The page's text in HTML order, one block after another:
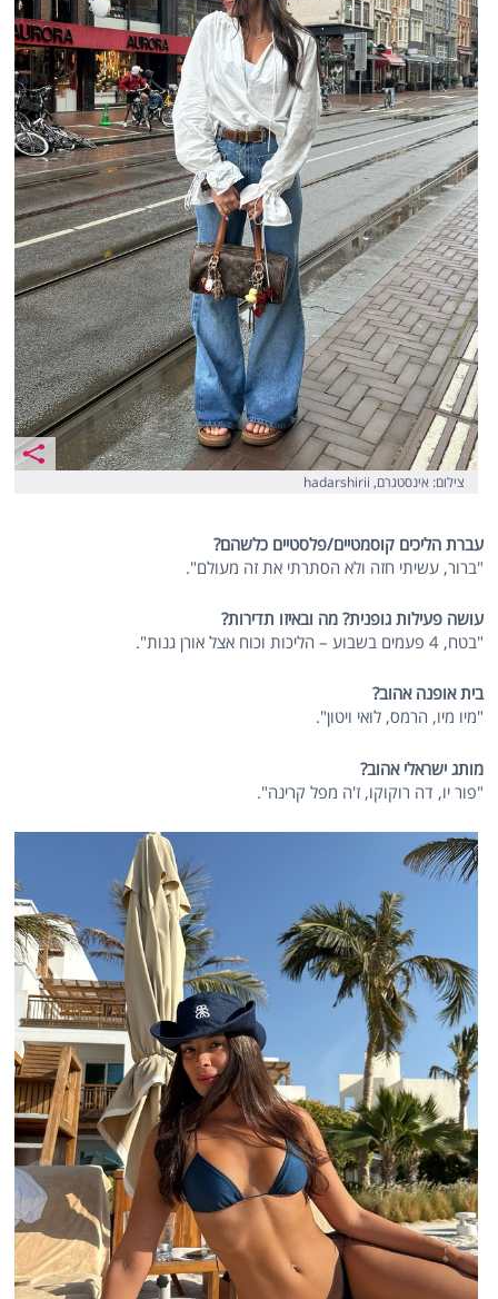
צילום: אינסטגרם, hadarshirii
עברת הליכים קוסמטיים/פלסטיים כלשהם?
"ברור, עשיתי חזה ולא הסתרתי את זה מעולם".
עושה פעילות גופנית? מה ובאיזו תדירות?
"בטח, 4 פעמים בשבוע – הליכות וכוח אצל אורן גנות".
בית אופנה אהוב?
"מיו מיו, הרמס, לואי ויטון".
מותג ישראלי אהוב?
"פור יו, דה רוקוקו, ז'ה מפל קרינה".